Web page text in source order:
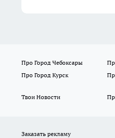
Про Город Чебоксары
Про Город Курск
Твои Новости
Заказать рекламу